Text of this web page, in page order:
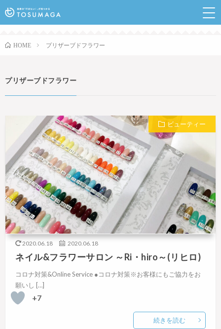
HOME プリザーブドフラワー
プリザーブドフラワー
ビューティー
2020.06.18 2020.06.18
ネイル&フラワーサロン ～Ri・hiro～(リヒロ)
コロナ対策&Online Service ●コロナ対策※お客様にもご協力をお
願いし […]
+7
続きを読む